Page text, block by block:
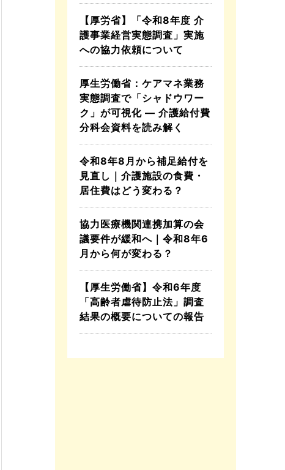
【厚労省】「令和8年度 介
護事業経営実態調査」実施
への協力依頼について
厚生労働省：ケアマネ業務
実態調査で「シャドウワー
ク」が可視化 ― 介護給付費
分科会資料を読み解く
令和8年8月から補足給付を
見直し｜介護施設の食費・
居住費はどう変わる？
協力医療機関連携加算の会
議要件が緩和へ｜令和8年6
月から何が変わる？
【厚生労働省】令和6年度
「高齢者虐待防止法」調査
結果の概要についての報告